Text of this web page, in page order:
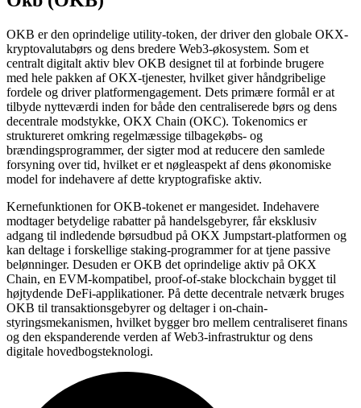
OKB er den oprindelige utility-token, der driver den globale OKX-
kryptovalutabørs og dens bredere Web3-økosystem. Som et
centralt digitalt aktiv blev OKB designet til at forbinde brugere
med hele pakken af OKX-tjenester, hvilket giver håndgribelige
fordele og driver platformengagement. Dets primære formål er at
tilbyde nytteværdi inden for både den centraliserede børs og dens
decentrale modstykke, OKX Chain (OKC). Tokenomics er
struktureret omkring regelmæssige tilbagekøbs- og
brændingsprogrammer, der sigter mod at reducere den samlede
forsyning over tid, hvilket er et nøgleaspekt af dens økonomiske
model for indehavere af dette kryptografiske aktiv.
Kernefunktionen for OKB-tokenet er mangesidet. Indehavere
modtager betydelige rabatter på handelsgebyrer, får eksklusiv
adgang til indledende børsudbud på OKX Jumpstart-platformen og
kan deltage i forskellige staking-programmer for at tjene passive
belønninger. Desuden er OKB det oprindelige aktiv på OKX
Chain, en EVM-kompatibel, proof-of-stake blockchain bygget til
højtydende DeFi-applikationer. På dette decentrale netværk bruges
OKB til transaktionsgebyrer og deltager i on-chain-
styringsmekanismen, hvilket bygger bro mellem centraliseret finans
og den ekspanderende verden af Web3-infrastruktur og dens
digitale hovedbogsteknologi.